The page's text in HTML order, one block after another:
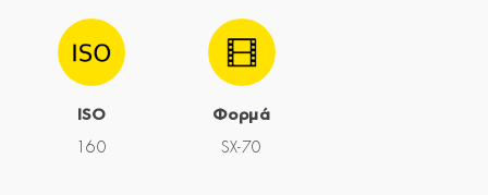
ISO
160
Φορμά
SX-70